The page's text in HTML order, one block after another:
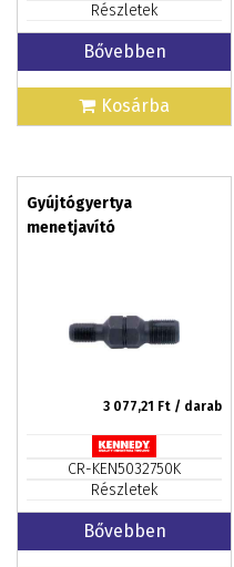
Részletek
Bővebben
Kosárba
Gyújtógyertya
menetjavító
3 077,21 Ft / darab
CR-KEN5032750K
Részletek
Bővebben